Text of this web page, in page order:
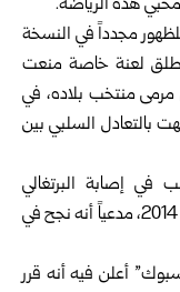
هذه الرياضة.
مجدداً في النسخة
أطلق لعنة خاصة منعت
مرمى منتخب بلاده، في
بالتعادل السلبي بين
إصابة البرتغالي
كريستيانو رونالدو قبل مواجهة غانا في مونديال 2014، مدعياً أنه نجح في
أعلن فيه أنه قرر